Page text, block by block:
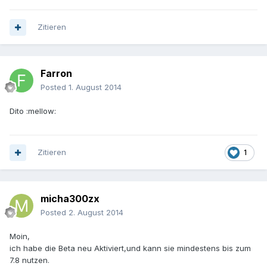
Zitieren
Farron
Posted 1. August 2014
Dito :mellow:
1
Zitieren
micha300zx
Posted 2. August 2014
Moin,
ich habe die Beta neu Aktiviert,und kann sie mindestens bis zum
7.8 nutzen.